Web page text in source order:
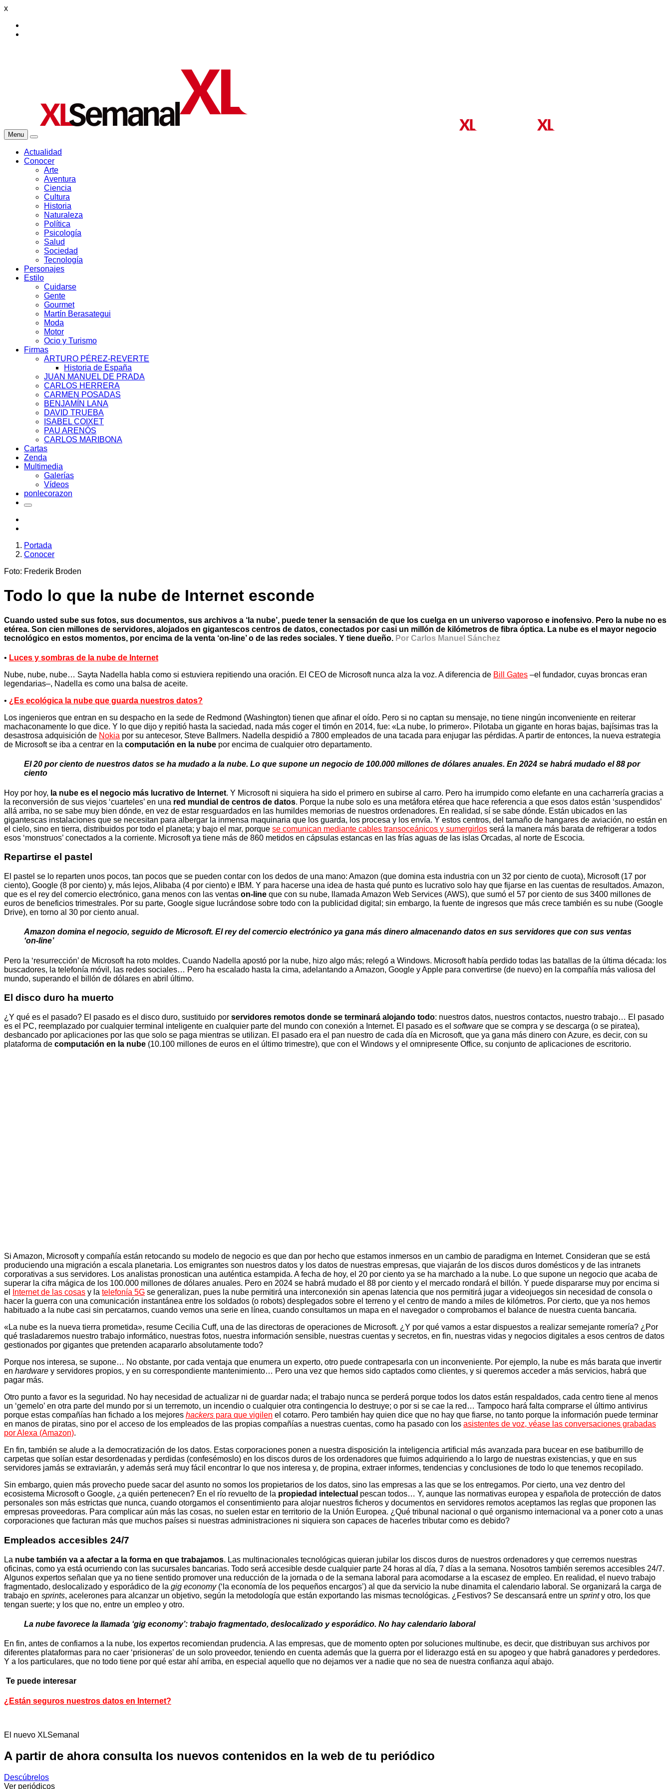
x
Menu
Actualidad
Conocer
Arte
Aventura
Ciencia
Cultura
Historia
Naturaleza
Política
Psicología
Salud
Sociedad
Tecnología
Personajes
Estilo
Cuidarse
Gente
Gourmet
Martín Berasategui
Moda
Motor
Ocio y Turismo
Firmas
ARTURO PÉREZ-REVERTE
Historia de España
JUAN MANUEL DE PRADA
CARLOS HERRERA
CARMEN POSADAS
BENJAMÍN LANA
DAVID TRUEBA
ISABEL COIXET
PAU ARENÓS
CARLOS MARIBONA
Cartas
Zenda
Multimedia
Galerías
Vídeos
ponlecorazon
Portada
Conocer
Foto: Frederik Broden
Todo lo que la nube de Internet esconde
Cuando usted sube sus fotos, sus documentos, sus archivos a ‘la nube’, puede tener la sensación de que los cuelga en un universo vaporoso e inofensivo. Pero la nube no es
etérea. Son cien millones de servidores, alojados en gigantescos centros de datos, conectados por casi un millón de kilómetros de fibra óptica. La nube es el mayor negocio
tecnológico en estos momentos, por encima de la venta ‘on-line’ o de las redes sociales. Y tiene dueño. Por Carlos Manuel Sánchez
• Luces y sombras de la nube de Internet
Nube, nube, nube… Sayta Nadella habla como si estuviera repitiendo una oración. El CEO de Microsoft nunca alza la voz. A diferencia de Bill Gates –el fundador, cuyas broncas eran
legendarias–, Nadella es como una balsa de aceite.
• ¿Es ecológica la nube que guarda nuestros datos?
Los ingenieros que entran en su despacho en la sede de Redmond (Washington) tienen que afinar el oído. Pero si no captan su mensaje, no tiene ningún inconveniente en reiterar
machaconamente lo que dice. Y lo que dijo y repitió hasta la saciedad, nada más coger el timón en 2014, fue: «La nube, lo primero». Pilotaba un gigante en horas bajas, bajísimas tras la
desastrosa adquisición de Nokia por su antecesor, Steve Ballmers. Nadella despidió a 7800 empleados de una tacada para enjugar las pérdidas. A partir de entonces, la nueva estrategia
de Microsoft se iba a centrar en la computación en la nube por encima de cualquier otro departamento.
El 20 por ciento de nuestros datos se ha mudado a la nube. Lo que supone un negocio de 100.000 millones de dólares anuales. En 2024 se habrá mudado el 88 por
ciento
Hoy por hoy, la nube es el negocio más lucrativo de Internet. Y Microsoft ni siquiera ha sido el primero en subirse al carro. Pero ha irrumpido como elefante en una cacharrería gracias a
la reconversión de sus viejos ‘cuarteles’ en una red mundial de centros de datos. Porque la nube solo es una metáfora etérea que hace referencia a que esos datos están ‘suspendidos’
allá arriba, no se sabe muy bien dónde, en vez de estar resguardados en las humildes memorias de nuestros ordenadores. En realidad, sí se sabe dónde. Están ubicados en las
gigantescas instalaciones que se necesitan para albergar la inmensa maquinaria que los guarda, los procesa y los envía. Y estos centros, del tamaño de hangares de aviación, no están en
el cielo, sino en tierra, distribuidos por todo el planeta; y bajo el mar, porque se comunican mediante cables transoceánicos y sumergirlos será la manera más barata de refrigerar a todos
esos ‘monstruos’ conectados a la corriente. Microsoft ya tiene más de 860 metidos en cápsulas estancas en las frías aguas de las islas Orcadas, al norte de Escocia.
Repartirse el pastel
El pastel se lo reparten unos pocos, tan pocos que se pueden contar con los dedos de una mano: Amazon (que domina esta industria con un 32 por ciento de cuota), Microsoft (17 por
ciento), Google (8 por ciento) y, más lejos, Alibaba (4 por ciento) e IBM. Y para hacerse una idea de hasta qué punto es lucrativo solo hay que fijarse en las cuentas de resultados. Amazon,
que es el rey del comercio electrónico, gana menos con las ventas on-line que con su nube, llamada Amazon Web Services (AWS), que sumó el 57 por ciento de sus 3400 millones de
euros de beneficios trimestrales. Por su parte, Google sigue lucrándose sobre todo con la publicidad digital; sin embargo, la fuente de ingresos que más crece también es su nube (Google
Drive), en torno al 30 por ciento anual.
Amazon domina el negocio, seguido de Microsoft. El rey del comercio electrónico ya gana más dinero almacenando datos en sus servidores que con sus ventas
‘on-line’
Pero la ‘resurrección’ de Microsoft ha roto moldes. Cuando Nadella apostó por la nube, hizo algo más; relegó a Windows. Microsoft había perdido todas las batallas de la última década: los
buscadores, la telefonía móvil, las redes sociales… Pero ha escalado hasta la cima, adelantando a Amazon, Google y Apple para convertirse (de nuevo) en la compañía más valiosa del
mundo, superando el billón de dólares en abril último.
El disco duro ha muerto
¿Y qué es el pasado? El pasado es el disco duro, sustituido por servidores remotos donde se terminará alojando todo: nuestros datos, nuestros contactos, nuestro trabajo… El pasado
es el PC, reemplazado por cualquier terminal inteligente en cualquier parte del mundo con conexión a Internet. El pasado es el software que se compra y se descarga (o se piratea),
desbancado por aplicaciones por las que solo se paga mientras se utilizan. El pasado era el pan nuestro de cada día en Microsoft, que ya gana más dinero con Azure, es decir, con su
plataforma de computación en la nube (10.100 millones de euros en el último trimestre), que con el Windows y el omnipresente Office, su conjunto de aplicaciones de escritorio.
Si Amazon, Microsoft y compañía están retocando su modelo de negocio es que dan por hecho que estamos inmersos en un cambio de paradigma en Internet. Consideran que se está
produciendo una migración a escala planetaria. Los emigrantes son nuestros datos y los datos de nuestras empresas, que viajarán de los discos duros domésticos y de las intranets
corporativas a sus servidores. Los analistas pronostican una auténtica estampida. A fecha de hoy, el 20 por ciento ya se ha marchado a la nube. Lo que supone un negocio que acaba de
superar la cifra mágica de los 100.000 millones de dólares anuales. Pero en 2024 se habrá mudado el 88 por ciento y el mercado rondará el billón. Y puede dispararse muy por encima si
el
Internet de las cosas y la telefonía 5G se generalizan, pues la nube permitirá una interconexión sin apenas latencia que nos permitirá jugar a videojuegos sin necesidad de consola o
hacer la guerra con una comunicación instantánea entre los soldados (o robots) desplegados sobre el terreno y el centro de mando a miles de kilómetros. Por cierto, que ya nos hemos
habituado a la nube casi sin percatarnos, cuando vemos una serie en línea, cuando consultamos un mapa en el navegador o comprobamos el balance de nuestra cuenta bancaria.
«La nube es la nueva tierra prometida», resume Cecilia Cuff, una de las directoras de operaciones de Microsoft. ¿Y por qué vamos a estar dispuestos a realizar semejante romería? ¿Por
qué trasladaremos nuestro trabajo informático, nuestras fotos, nuestra información sensible, nuestras cuentas y secretos, en fin, nuestras vidas y negocios digitales a esos centros de datos
gestionados por gigantes que pretenden acapararlo absolutamente todo?
Porque nos interesa, se supone… No obstante, por cada ventaja que enumera un experto, otro puede contrapesarla con un inconveniente. Por ejemplo, la nube es más barata que invertir
en hardware y servidores propios, y en su correspondiente mantenimiento… Pero una vez que hemos sido captados como clientes, y si queremos acceder a más servicios, habrá que
pagar más.
Otro punto a favor es la seguridad. No hay necesidad de actualizar ni de guardar nada; el trabajo nunca se perderá porque todos los datos están respaldados, cada centro tiene al menos
un ‘gemelo’ en otra parte del mundo por si un terremoto, un incendio o cualquier otra contingencia lo destruye; o por si se cae la red… Tampoco hará falta comprarse el último antivirus
porque estas compañías han fichado a los mejores hackers para que vigilen el cotarro. Pero también hay quien dice que no hay que fiarse, no tanto porque la información puede terminar
en manos de piratas, sino por el acceso de los empleados de las propias compañías a nuestras cuentas, como ha pasado con los asistentes de voz, véase las conversaciones grabadas
por Alexa (Amazon).
En fin, también se alude a la democratización de los datos. Estas corporaciones ponen a nuestra disposición la inteligencia artificial más avanzada para bucear en ese batiburrillo de
carpetas que solían estar desordenadas y perdidas (confesémoslo) en los discos duros de los ordenadores que fuimos adquiriendo a lo largo de nuestras existencias, y que en sus
servidores jamás se extraviarán, y además será muy fácil encontrar lo que nos interesa y, de propina, extraer informes, tendencias y conclusiones de todo lo que tenemos recopilado.
Sin embargo, quien más provecho puede sacar del asunto no somos los propietarios de los datos, sino las empresas a las que se los entregamos. Por cierto, una vez dentro del
ecosistema Microsoft o Google, ¿a quién pertenecen? En el río revuelto de la propiedad intelectual pescan todos… Y, aunque las normativas europea y española de protección de datos
personales son más estrictas que nunca, cuando otorgamos el consentimiento para alojar nuestros ficheros y documentos en servidores remotos aceptamos las reglas que proponen las
empresas proveedoras. Para complicar aún más las cosas, no suelen estar en territorio de la Unión Europea. ¿Qué tribunal nacional o qué organismo internacional va a poner coto a unas
corporaciones que facturan más que muchos países si nuestras administraciones ni siquiera son capaces de hacerles tributar como es debido?
Empleados accesibles 24/7
La nube también va a afectar a la forma en que trabajamos. Las multinacionales tecnológicas quieran jubilar los discos duros de nuestros ordenadores y que cerremos nuestras
oficinas, como ya está ocurriendo con las sucursales bancarias. Todo será accesible desde cualquier parte 24 horas al día, 7 días a la semana. Nosotros también seremos accesibles 24/7.
Algunos expertos señalan que ya no tiene sentido promover una reducción de la jornada o de la semana laboral para acomodarse a la escasez de empleo. En realidad, el nuevo trabajo
fragmentado, deslocalizado y esporádico de la gig economy(‘la economía de los pequeños encargos’) al que da servicio la nube dinamita el calendario laboral. Se organizará la carga de
trabajo en sprints, acelerones para alcanzar un objetivo, según la metodología que están exportando las mismas tecnológicas. ¿Festivos? Se descansará entre un sprinty otro, los que
tengan suerte; y los que no, entre un empleo y otro.
La nube favorece la llamada ‘gig economy’: trabajo fragmentado, deslocalizado y esporádico. No hay calendario laboral
En fin, antes de confiarnos a la nube, los expertos recomiendan prudencia. A las empresas, que de momento opten por soluciones multinube, es decir, que distribuyan sus archivos por
diferentes plataformas para no caer ‘prisioneras’ de un solo proveedor, teniendo en cuenta además que la guerra por el liderazgo está en su apogeo y que habrá ganadores y perdedores.
Y a los particulares, que no todo tiene por qué estar ahí arriba, en especial aquello que no dejamos ver a nadie que no sea de nuestra confianza aquí abajo.
Te puede interesar
¿Están seguros nuestros datos en Internet?
El nuevo XLSemanal
A partir de ahora consulta los nuevos contenidos en la web de tu periódico
Descúbrelos
Ver periódicos